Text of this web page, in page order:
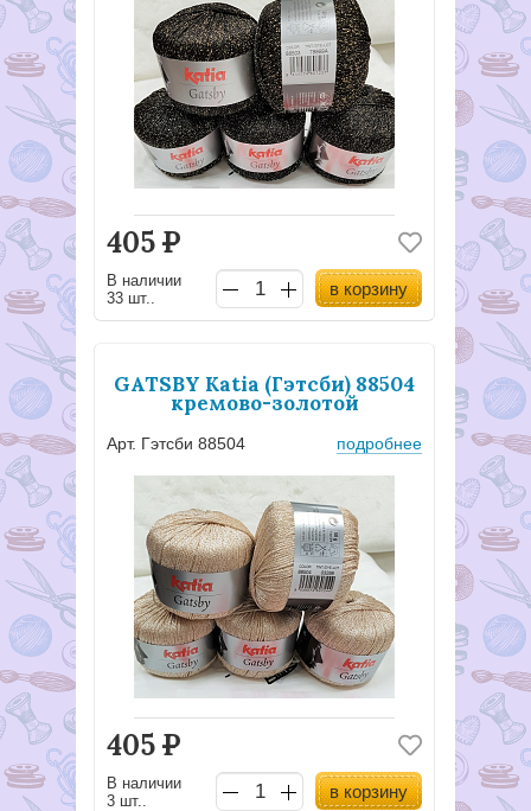
405Р
В наличии
33 шт..
в корзину
GATSBY Katia (Гэтсби) 88504
кремово-золотой
Арт. Гэтсби 88504 подробнее
405Р
В наличии
3 шт..
в корзину